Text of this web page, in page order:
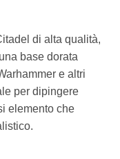
di alta qualità,
base dorata
e altri
per dipingere
elemento che